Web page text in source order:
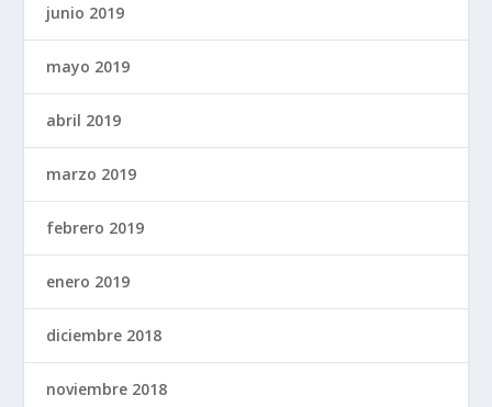
junio 2019
mayo 2019
abril 2019
marzo 2019
febrero 2019
enero 2019
diciembre 2018
noviembre 2018